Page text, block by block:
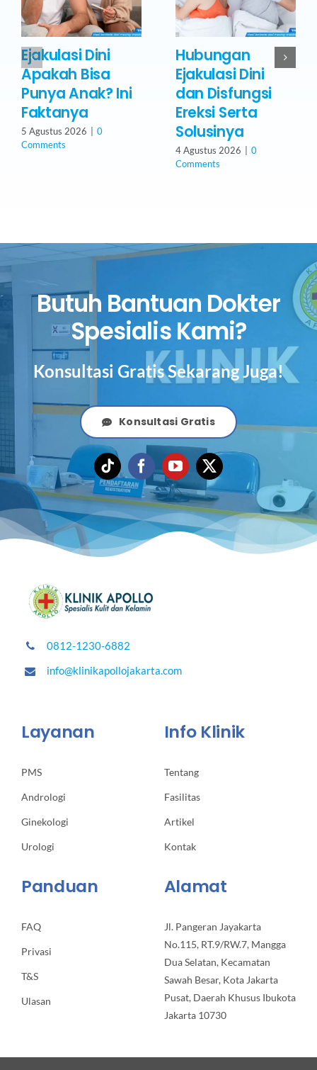
Ejakulasi Dini
Apakah Bisa
Punya Anak? Ini
Faktanya
5 Agustus 2026
0
Comments
Hubungan
Ejakulasi Dini
dan Disfungsi
Ereksi Serta
Solusinya
4 Agustus 2026
0
Comments
Butuh Bantuan Dokter
Spesialis Kami?
Konsultasi Gratis Sekarang Juga!
Konsultasi Gratis
0812-1230-6882
info@klinikapollojakarta.com
Layanan
PMS
Andrologi
Ginekologi
Urologi
Info Klinik
Tentang
Fasilitas
Artikel
Kontak
Panduan
FAQ
Privasi
T&S
Ulasan
Alamat
Jl. Pangeran Jayakarta
No.115, RT.9/RW.7, Mangga
Dua Selatan, Kecamatan
Sawah Besar, Kota Jakarta
Pusat, Daerah Khusus Ibukota
Jakarta 10730